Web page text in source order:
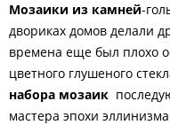
Мозаики из камней-
двориках домов делали
времена еще был плохо
цветного глушеного
набора мозаик
мастера эпохи